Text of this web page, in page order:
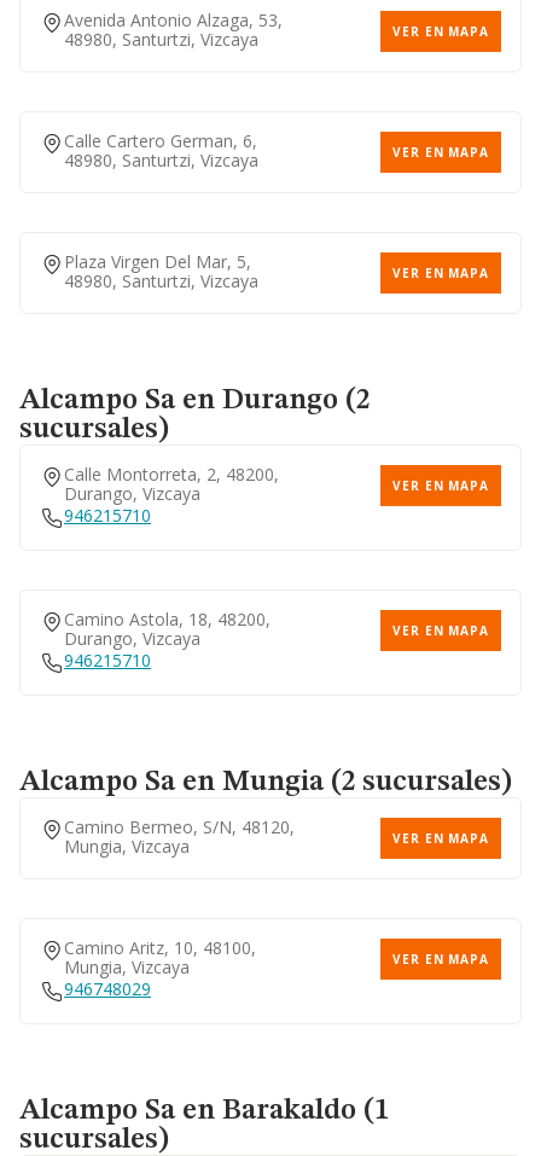
Avenida Antonio Alzaga, 53,
48980, Santurtzi, Vizcaya
VER EN MAPA
Calle Cartero German, 6,
48980, Santurtzi, Vizcaya
VER EN MAPA
Plaza Virgen Del Mar, 5,
48980, Santurtzi, Vizcaya
VER EN MAPA
Alcampo Saen Durango (2
sucursales)
Calle Montorreta, 2, 48200,
Durango, Vizcaya
VER EN MAPA
946215710
Camino Astola, 18, 48200,
Durango, Vizcaya
VER EN MAPA
946215710
Alcampo Saen Mungia (2 sucursales)
Camino Bermeo, S/n, 48120,
Mungia, Vizcaya
VER EN MAPA
Camino Aritz, 10, 48100,
Mungia, Vizcaya
VER EN MAPA
946748029
Alcampo Saen Barakaldo (1
sucursales)